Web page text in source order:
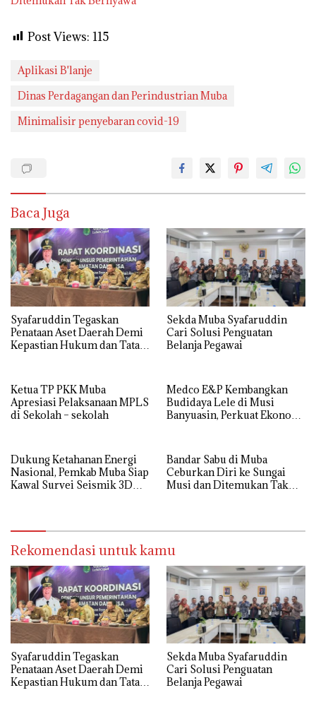
Post Views: 115
Aplikasi B'lanje
Dinas Perdagangan dan Perindustrian Muba
Minimalisir penyebaran covid-19
Baca Juga
Syafaruddin Tegaskan
Penataan Aset Daerah Demi
Kepastian Hukum dan Tata
Sekda Muba Syafaruddin
Cari Solusi Penguatan
Belanja Pegawai
Ketua TP PKK Muba
Apresiasi Pelaksanaan MPLS
di Sekolah – sekolah
Medco E&P Kembangkan
Budidaya Lele di Musi
Banyuasin, Perkuat Ekonomi
Dukung Ketahanan Energi
Nasional, Pemkab Muba Siap
Kawal Survei Seismik 3D
Bandar Sabu di Muba
Ceburkan Diri ke Sungai
Musi dan Ditemukan Tak
Rekomendasi untuk kamu
Syafaruddin Tegaskan
Penataan Aset Daerah Demi
Kepastian Hukum dan Tata
Sekda Muba Syafaruddin
Cari Solusi Penguatan
Belanja Pegawai